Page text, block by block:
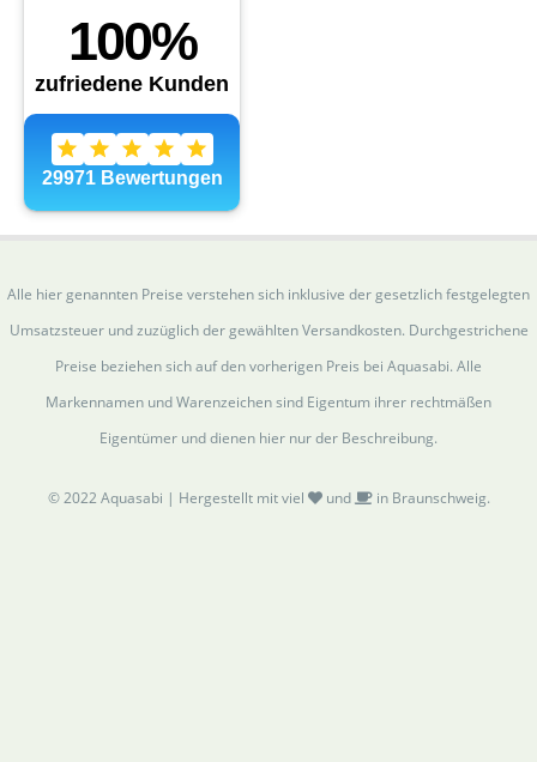
Alle hier genannten Preise verstehen sich inklusive der gesetzlich festgelegten
Umsatzsteuer und zuzüglich der gewählten Versandkosten. Durchgestrichene
Preise beziehen sich auf den vorherigen Preis bei Aquasabi. Alle
Markennamen und Warenzeichen sind Eigentum ihrer rechtmäßen
Eigentümer und dienen hier nur der Beschreibung.
© 2022 Aquasabi | Hergestellt mit viel und in Braunschweig.